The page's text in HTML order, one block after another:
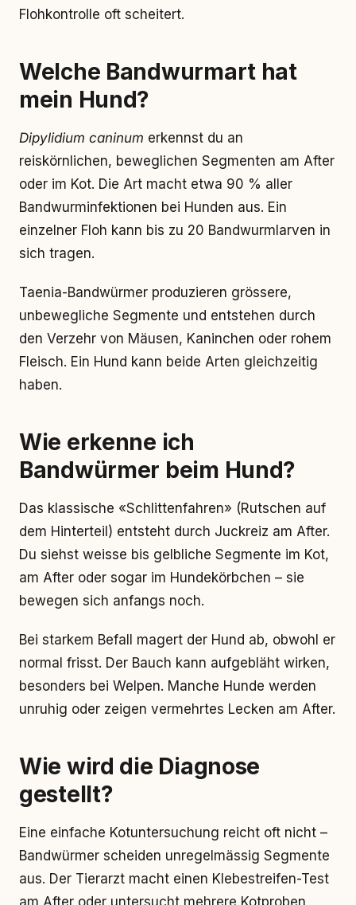
Flohkontrolle oft scheitert.
Welche Bandwurmart hat
mein Hund?
Dipylidium caninum erkennst du an
reiskörnlichen, beweglichen Segmenten am After
oder im Kot. Die Art macht etwa 90 % aller
Bandwurminfektionen bei Hunden aus. Ein
einzelner Floh kann bis zu 20 Bandwurmlarven in
sich tragen.
Taenia-Bandwürmer produzieren grössere,
unbewegliche Segmente und entstehen durch
den Verzehr von Mäusen, Kaninchen oder rohem
Fleisch. Ein Hund kann beide Arten gleichzeitig
haben.
Wie erkenne ich
Bandwürmer beim Hund?
Das klassische «Schlittenfahren» (Rutschen auf
dem Hinterteil) entsteht durch Juckreiz am After.
Du siehst weisse bis gelbliche Segmente im Kot,
am After oder sogar im Hundekörbchen – sie
bewegen sich anfangs noch.
Bei starkem Befall magert der Hund ab, obwohl er
normal frisst. Der Bauch kann aufgebläht wirken,
besonders bei Welpen. Manche Hunde werden
unruhig oder zeigen vermehrtes Lecken am After.
Wie wird die Diagnose
gestellt?
Eine einfache Kotuntersuchung reicht oft nicht –
Bandwürmer scheiden unregelmässig Segmente
aus. Der Tierarzt macht einen Klebestreifen-Test
am After oder untersucht mehrere Kotproben